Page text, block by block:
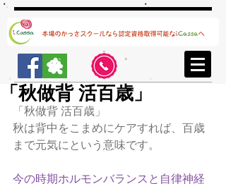
「秋做背 活百歳」
「秋做背 活百歳」
秋は背中をこまめにケアすれば、百歳
まで元気にという意味です。
今の時期ホルモンバランスと自律神経